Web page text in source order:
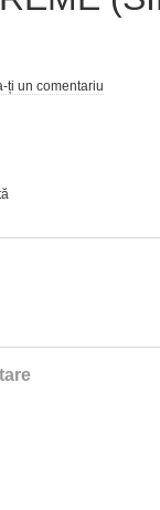
ți un comentariu